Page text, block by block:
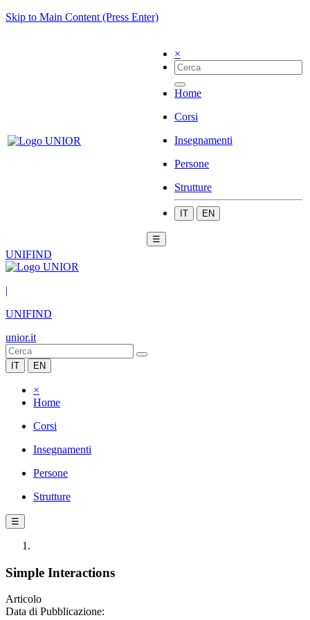
Skip to Main Content (Press Enter)
×
Home
Corsi
Insegnamenti
Persone
Strutture
IT EN
☰
UNIFIND
|
UNIFIND
unior.it
IT EN
×
Home
Corsi
Insegnamenti
Persone
Strutture
☰
Simple Interactions
Articolo
Data di Pubblicazione: